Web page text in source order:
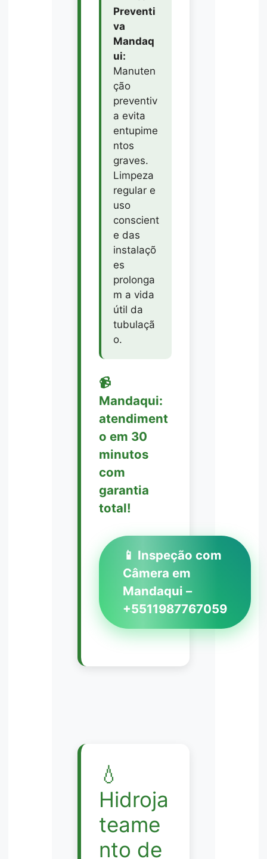
Preventi
va
Mandaq
ui:
Manuten
ção
preventiv
a evita
entupime
ntos
graves.
Limpeza
regular e
uso
conscient
e das
instalaçõ
es
prolonga
m a vida
útil da
tubulaçã
o.
📹
Mandaqui:
atendiment
o em 30
minutos
com
garantia
total!
📱 Inspeção com
Câmera em
Mandaqui –
+5511987767059
💧
Hidroja
teame
nto de